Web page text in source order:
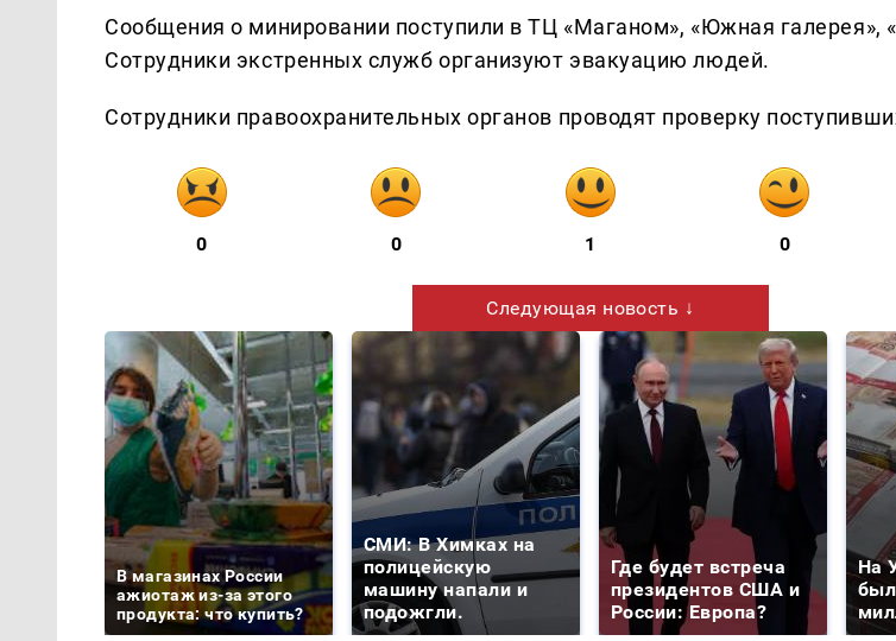
Сообщения о минировании поступили в ТЦ «Маганом», «Южная галерея»,
Сотрудники экстренных служб организуют эвакуацию людей.
Сотрудники правоохранительных органов проводят проверку
0 0 1 0
Следующая новость ↓
В магазинах России
ажиотаж из-за этого
продукта: что купить?
СМИ: В Химках на
полицейскую
машину напали и
подожгли.
Где будет встреча
президентов США и
России: Европа?
На